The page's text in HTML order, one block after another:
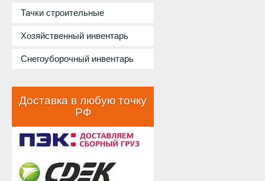
Тачки строительные
Хозяйственный инвентарь
Снегоуборочный инвентарь
Доставка в любую точку
РФ